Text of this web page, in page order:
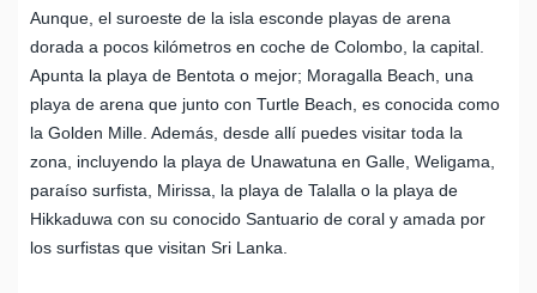
Aunque, el suroeste de la isla esconde playas de arena
dorada a pocos kilómetros en coche de Colombo, la capital.
Apunta la playa de Bentota o mejor; Moragalla Beach, una
playa de arena que junto con Turtle Beach, es conocida como
la Golden Mille. Además, desde allí puedes visitar toda la
zona, incluyendo la playa de Unawatuna en Galle, Weligama,
paraíso surfista, Mirissa, la playa de Talalla o la playa de
Hikkaduwa con su conocido Santuario de coral y amada por
los surfistas que visitan Sri Lanka.